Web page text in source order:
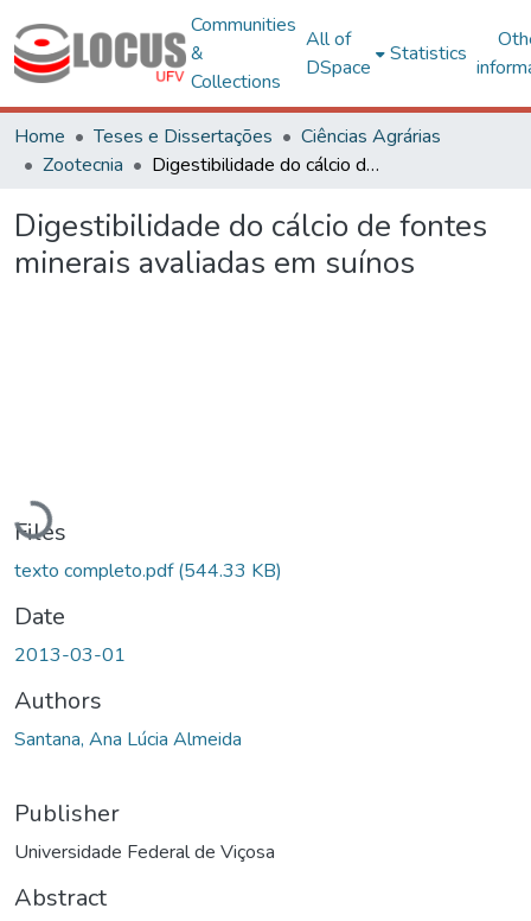
Communities
&
Collections
All of
DSpace
Statistics
Home Teses e Dissertações
Ciências Agrárias
Zootecnia
Digestibilidade do cálcio de fontes minerais avaliadas em suínos
Digestibilidade do cálcio de fontes
minerais avaliadas em suínos
Loading...
Files
texto completo.pdf(544.33 KB)
Date
2013-03-01
Authors
Santana, Ana Lúcia Almeida
Publisher
Universidade Federal de Viçosa
Abstract